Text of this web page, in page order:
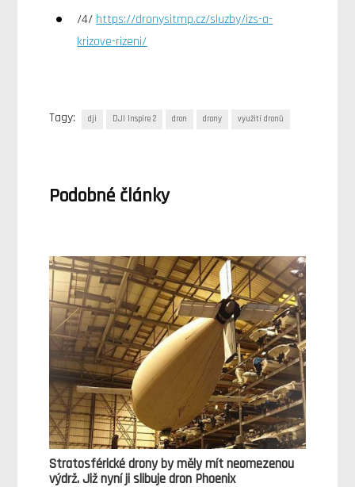
/4/ https://dronysitmp.cz/sluzby/izs-a-
krizove-rizeni/
Tagy: dji DJI Inspire 2 dron drony využití dronů
Podobné články
Stratosférické drony by měly mít neomezenou
výdrž. Již nyní ji slibuje dron Phoenix